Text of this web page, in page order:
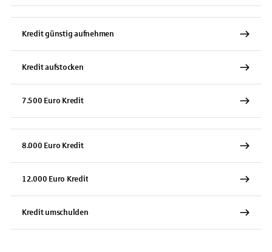
Kredit günstig aufnehmen
Kredit aufstocken
7.500 Euro Kredit
8.000 Euro Kredit
12.000 Euro Kredit
Kredit umschulden